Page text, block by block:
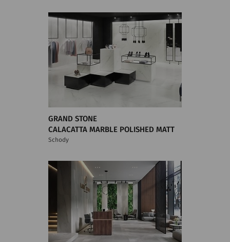
GRAND STONE
CALACATTA MARBLE POLISHED MATT
Schody